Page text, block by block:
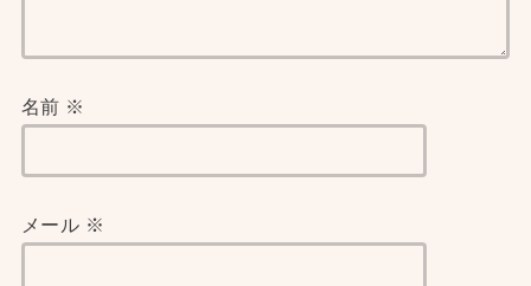
名前 ※
メール ※